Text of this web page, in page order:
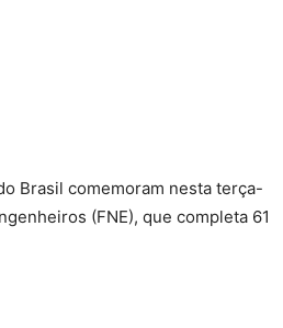
Brasil comemoram nesta terça-
(FNE), que completa 61